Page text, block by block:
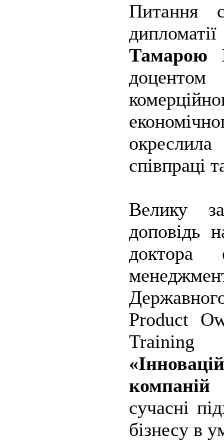
Питання
Тамарою
співпраці
Велику
доповідь
доктора
Product
компаній
сучасні
бізнесу в